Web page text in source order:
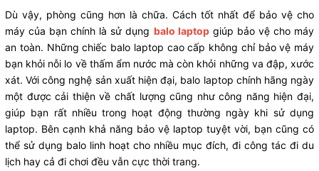
Dù vậy, phòng cũng hơn là chữa. Cách tốt nhất để bảo vệ cho
máy của bạn chính là sử dụng balo laptopgiúp bảo vệ cho máy
an toàn. Những chiếc balo laptop cao cấp không chỉ bảo vệ máy
bạn khỏi nỗi lo về thấm ẩm nước mà còn khỏi những va đập, xước
xát. Với công nghệ sản xuất hiện đại, balo laptop chính hãng ngày
một được cải thiện về chất lượng cũng như công năng hiện đại,
giúp bạn rất nhiều trong hoạt động thường ngày khi sử dụng
laptop. Bên cạnh khả năng bảo vệ laptop tuyệt vời, bạn cũng có
thể sử dụng balo linh hoạt cho nhiều mục đích, đi công tác đi du
lịch hay cả đi chơi đều vẫn cực thời trang.